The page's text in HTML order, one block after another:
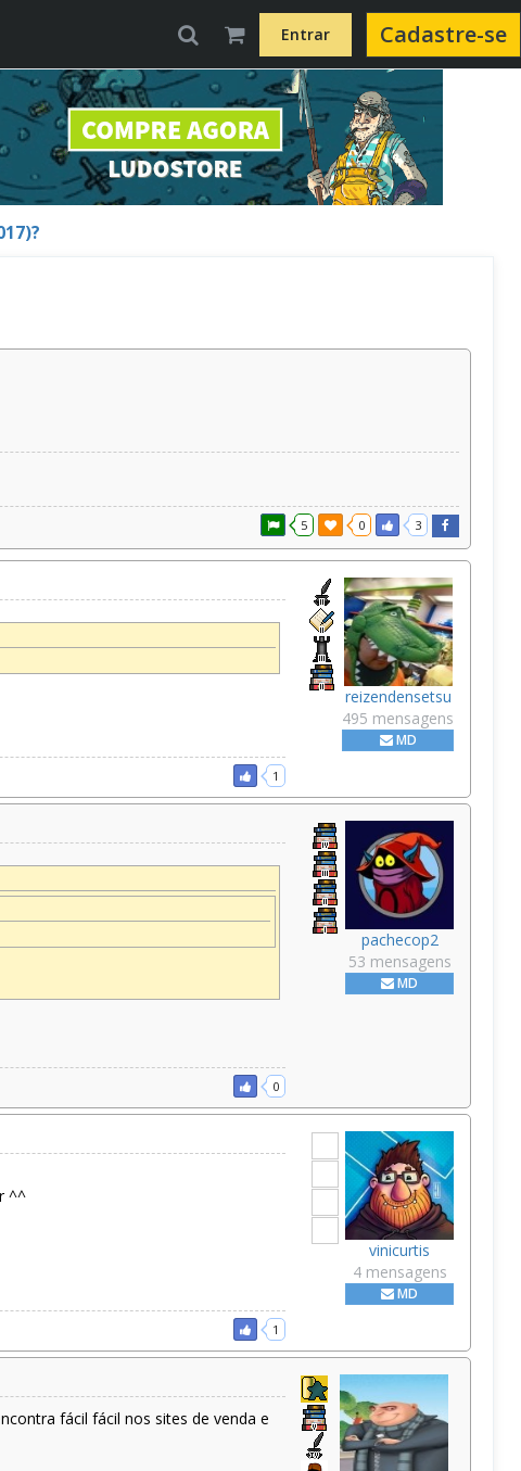
Entrar Cadastre-se
5 0 3
reizendensetsu
495 mensagens
MD
1
pachecop2
53 mensagens
MD
0
vinicurtis
4 mensagens
MD
^^
1
fácil fácil nos sites de venda e